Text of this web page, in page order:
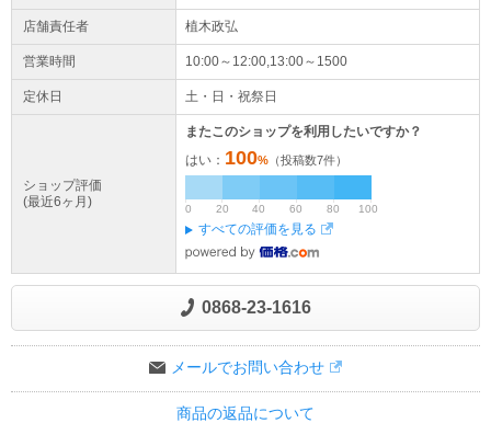
店舗責任者 植木政弘
営業時間 10:00～12:00,13:00～1500
定休日 土・日・祝祭日
ショップ評価
(最近6ヶ月)
またこのショップを利用したいですか？
はい： 100% （投稿数7件）
0 20 40 60 80 100
すべての評価を見る
0868-23-1616
メールでお問い合わせ
商品の返品について